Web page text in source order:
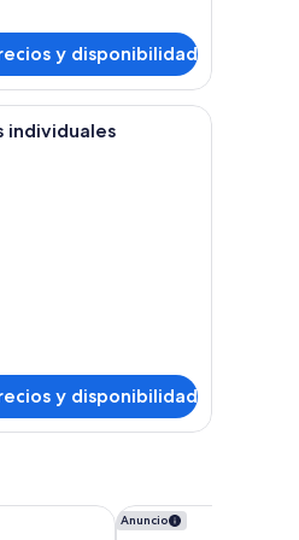
y disponibilidad
cortinas.de hotel con dos camas, un
individuales
y disponibilidad
Anuncio
Moxy London